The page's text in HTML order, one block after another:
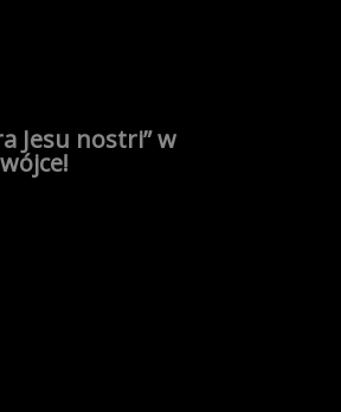
Jesu nostri” w